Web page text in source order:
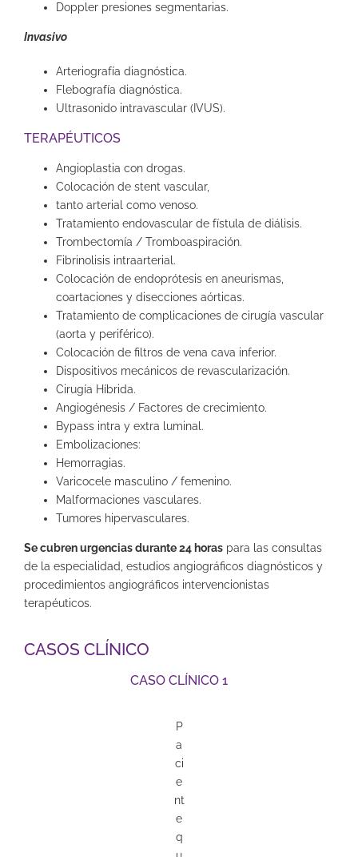
Doppler presiones segmentarias.
Invasivo
Arteriografía diagnóstica.
Flebografía diagnóstica.
Ultrasonido intravascular (IVUS).
TERAPÉUTICOS
Angioplastia con drogas.
Colocación de stent vascular,
tanto arterial como venoso.
Tratamiento endovascular de fístula de diálisis.
Trombectomía / Tromboaspiración.
Fibrinolisis intraarterial.
Colocación de endoprótesis en aneurismas,
coartaciones y disecciones aórticas.
Tratamiento de complicaciones de cirugía vascular
(aorta y periférico).
Colocación de filtros de vena cava inferior.
Dispositivos mecánicos de revascularización.
Cirugía Híbrida.
Angiogénesis / Factores de crecimiento.
Bypass intra y extra luminal.
Embolizaciones:
Hemorragias.
Varicocele masculino / femenino.
Malformaciones vasculares.
Tumores hipervasculares.
Se cubren urgencias durante 24 horas para las consultas
de la especialidad, estudios angiográficos diagnósticos y
procedimientos angiográficos intervencionistas
terapéuticos.
CASOS CLÍNICO
CASO CLÍNICO 1
P
a
ci
e
nt
e
q